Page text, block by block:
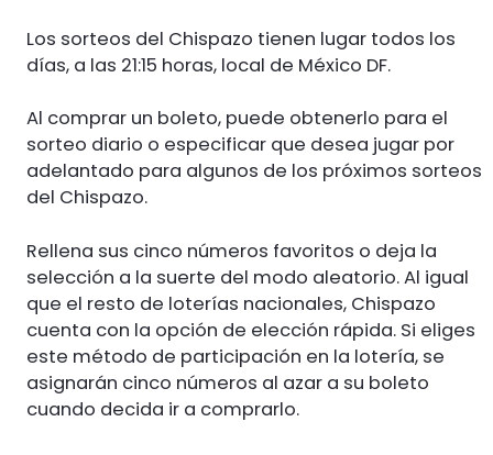
Los sorteos del Chispazo tienen lugar todos los
días, a las 21:15 horas, local de México DF.
Al comprar un boleto, puede obtenerlo para el
sorteo diario o especificar que desea jugar por
adelantado para algunos de los próximos sorteos
del Chispazo.
Rellena sus cinco números favoritos o deja la
selección a la suerte del modo aleatorio. Al igual
que el resto de loterías nacionales, Chispazo
cuenta con la opción de elección rápida. Si eliges
este método de participación en la lotería, se
asignarán cinco números al azar a su boleto
cuando decida ir a comprarlo.